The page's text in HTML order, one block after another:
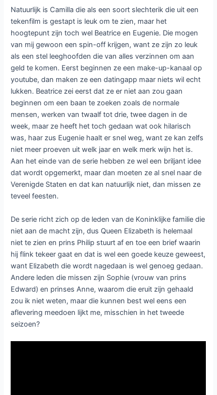
Natuurlijk is Camilla die als een soort slechterik die uit een
tekenfilm is gestapt is leuk om te zien, maar het
hoogtepunt zijn toch wel Beatrice en Eugenie. Die mogen
van mij gewoon een spin-off krijgen, want ze zijn zo leuk
als een stel leeghoofden die van alles verzinnen om aan
geld te komen. Eerst beginnen ze een make-up-kanaal op
youtube, dan maken ze een datingapp maar niets wil echt
lukken. Beatrice zei eerst dat ze er niet aan zou gaan
beginnen om een baan te zoeken zoals de normale
mensen, werken van twaalf tot drie, twee dagen in de
week, maar ze heeft het toch gedaan wat ook hilarisch
was, haar zus Eugenie haalt er snel weg, want ze kan zelfs
niet meer proeven uit welk jaar en welk merk wijn het is.
Aan het einde van de serie hebben ze wel een briljant idee
dat wordt opgemerkt, maar dan moeten ze al snel naar de
Verenigde Staten en dat kan natuurlijk niet, dan missen ze
teveel feesten.
De serie richt zich op de leden van de Koninklijke familie die
niet aan de macht zijn, dus Queen Elizabeth is helemaal
niet te zien en prins Philip stuurt af en toe een brief waarin
hij flink tekeer gaat en dat is wel een goede keuze geweest,
want Elizabeth die wordt nagedaan is wel genoeg gedaan.
Andere leden die missen zijn Sophie (vrouw van prins
Edward) en prinses Anne, waarom die eruit zijn gehaald
zou ik niet weten, maar die kunnen best wel eens een
aflevering meedoen lijkt me, misschien in het tweede
seizoen?